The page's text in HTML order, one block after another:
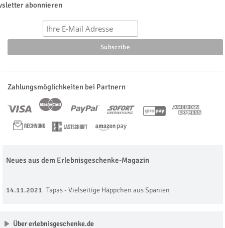
abonnieren
Zahlungsmöglichkeiten bei Partnern
Neues aus dem Erlebnisgeschenke-Magazin
14.11.2021 Tapas - Vielseitige Häppchen aus Spanien
Über erlebnisgeschenke.de